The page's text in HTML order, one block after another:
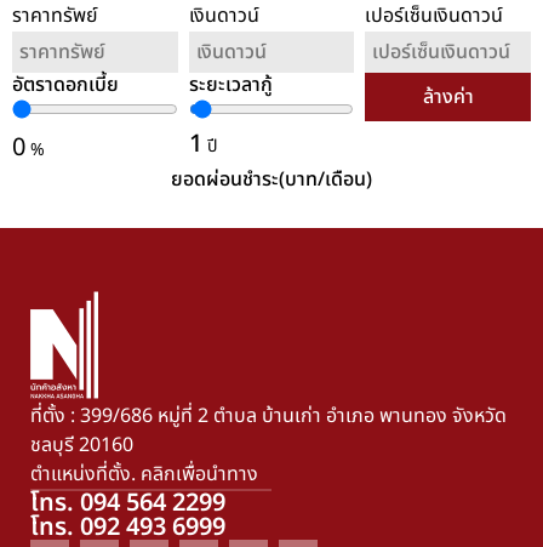
ราคาทรัพย์ เงินดาวน์ เปอร์เซ็นเงินดาวน์
อัตราดอกเบี้ย
0%
ระยะเวลากู้
1 ปี
ล้างค่า
ยอดผ่อนชำระ(บาท/เดือน)
ที่ตั้ง : 399/686 หมู่ที่ 2 ตำบล บ้านเก่า อำเภอ พานทอง จังหวัด
ชลบุรี 20160
ตำแหน่งที่ตั้ง. คลิกเพื่อนำทาง
โทร. 094 564 2299
โทร. 092 493 6999